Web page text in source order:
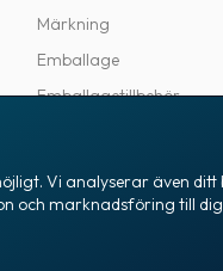
Märkning
Emballage
Emballagetillbehör
Vi analyserar även ditt
och marknadsföring till